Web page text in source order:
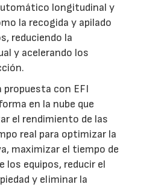
longitudinal y
la recogida y apilado
reduciendo la
y acelerando los
con EFI
en la nube que
el rendimiento de las
real para optimizar la
maximizar el tiempo de
los equipos, reducir el
y eliminar la